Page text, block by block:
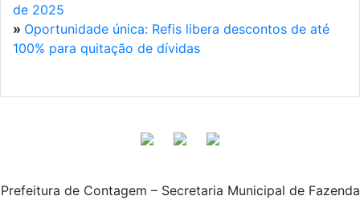
de 2025
» Oportunidade única: Refis libera descontos de até
100% para quitação de dívidas
Prefeitura de Contagem – Secretaria Municipal de Fazenda